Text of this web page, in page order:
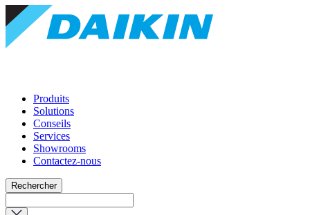
Produits
Solutions
Conseils
Services
Showrooms
Contactez-nous
Rechercher